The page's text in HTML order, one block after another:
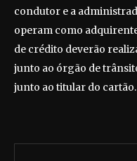
condutor e a
operam como
de crédito deverão
junto ao órgão de
junto ao titular do cartão.